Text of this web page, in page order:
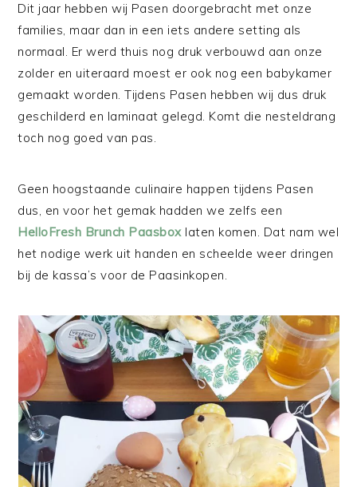
Dit jaar hebben wij Pasen doorgebracht met onze
families, maar dan in een iets andere setting als
normaal. Er werd thuis nog druk verbouwd aan onze
zolder en uiteraard moest er ook nog een babykamer
gemaakt worden. Tijdens Pasen hebben wij dus druk
geschilderd en laminaat gelegd. Komt die nesteldrang
toch nog goed van pas.
Geen hoogstaande culinaire happen tijdens Pasen
dus, en voor het gemak hadden we zelfs een
HelloFresh Brunch Paasboxlaten komen. Dat nam wel
het nodige werk uit handen en scheelde weer dringen
bij de kassa’s voor de Paasinkopen.